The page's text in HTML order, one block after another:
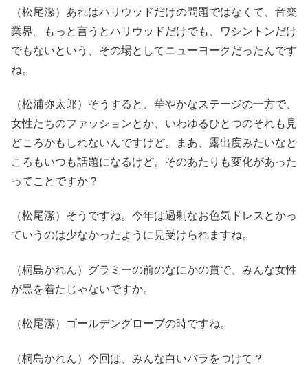
（松尾潔）あれはハリウッドだけの問題ではなくて、音楽
業界。もっと言うとハリウッドだけでも、ワシントンだけ
でもないという、その場としてニューヨークだったんです
ね。
（松浦弥太郎）そうすると、華やかなステージの一方で、
女性たちのファッションとか、いわゆるひとつのそれも見
どころかもしれないんですけど。まあ、露出度みたいなと
ころもいつも話題になるけど。そのあたりも変化があった
ってことですか？
（松尾潔）そうですね。今年は過剰なお色気ドレスとかっ
ていうのは少なかったように見受けられますね。
（桐島かれん）グラミーの前のなにかの賞で、みんな女性
が黒を着たじゃないですか。
（松尾潔）ゴールデングローブの時ですね。
（桐島かれん）今回は、みんな白いバラをつけて？